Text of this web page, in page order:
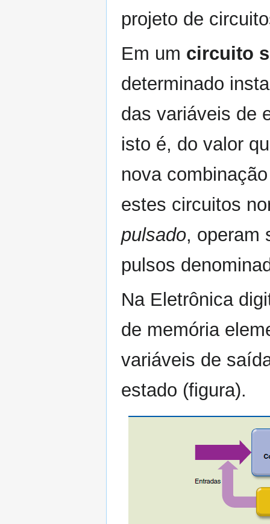
projeto de
Em um circuito
determinado
das variáveis de
isto é, do valor
nova
estes circuitos
pulsado, operam
pulsos
Na Eletrônica
de memória
variáveis de
estado (figura).